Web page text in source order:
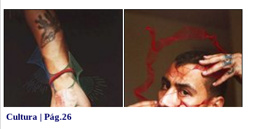
Cultura | Pág.26